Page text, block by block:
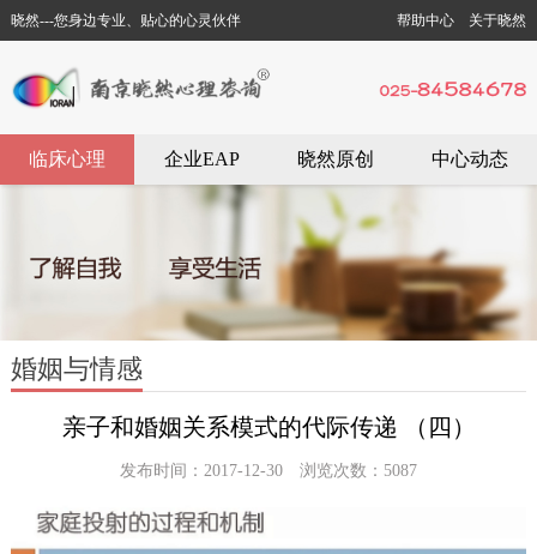
帮助中心 关于晓然
晓然---您身边专业、贴心的心灵伙伴
临床心理 企业EAP 晓然原创 中心动态
婚姻与情感
亲子和婚姻关系模式的代际传递 （四）
发布时间：2017-12-30 浏览次数：5087